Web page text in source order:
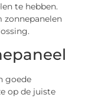
te hebben.
goede
op de juiste